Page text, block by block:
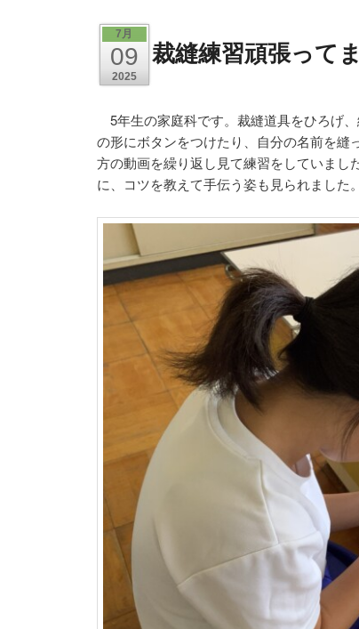
ナ
ビ
ー
ン
7月
09
2025
裁縫練習頑張って
5年生の家庭科です。裁縫道具をひろげ
の形にボタンをつけたり、自分の名前を縫
方の動画を繰り返し見て練習をしていまし
に、コツを教えて手伝う姿も見られました